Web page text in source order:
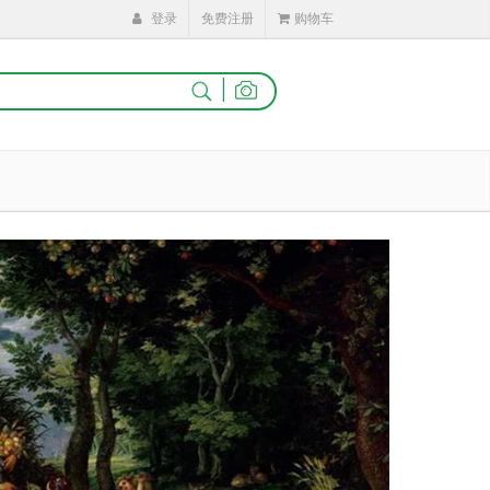
登录 免费注册 购物车